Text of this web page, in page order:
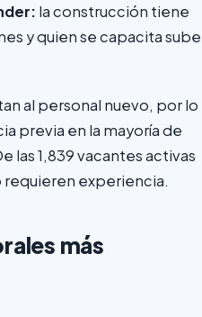
la construcción tiene
y quien se capacita sube
al personal nuevo, por lo
previa en la mayoría de
las 1,839 vacantes activas
experiencia.
más